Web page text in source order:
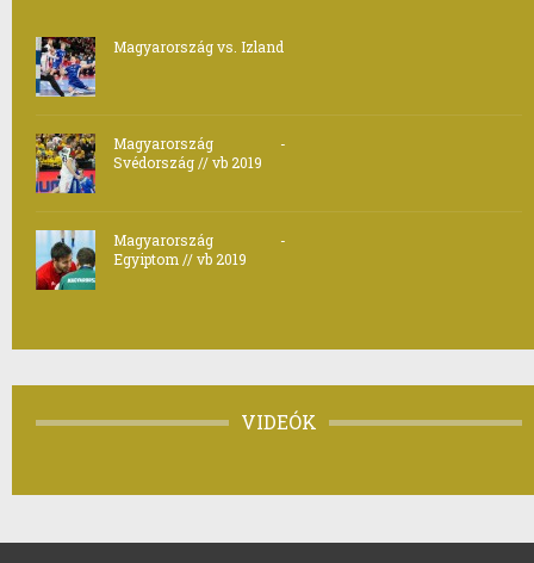
Magyarország vs. Izland
Magyarország -
Svédország // vb 2019
Magyarország -
Egyiptom // vb 2019
VIDEÓK